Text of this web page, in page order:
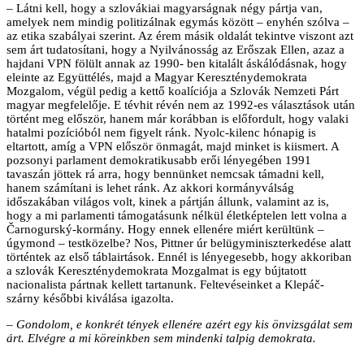
– Látni kell, hogy a szlovákiai magyarságnak négy pártja van,
amelyek nem mindig politizálnak egymás között – enyhén szólva –
az etika szabályai szerint. Az érem másik oldalát tekintve viszont azt
sem árt tudatosítani, hogy a Nyilvánosság az Erőszak Ellen, azaz a
hajdani VPN fölült annak az 1990- ben kitalált áskálódásnak, hogy
eleinte az Együttélés, majd a Magyar Kereszténydemokrata
Mozgalom, végül pedig a kettő koalíciója a Szlovák Nemzeti Párt
magyar megfelelője. E tévhit révén nem az 1992-es választások után
történt meg először, hanem már korábban is előfordult, hogy valaki
hatalmi pozícióból nem figyelt ránk. Nyolc-kilenc hónapig is
eltartott, amíg a VPN először önmagát, majd minket is kiismert. A
pozsonyi parlament demokratikusabb erői lényegében 1991
tavaszán jöttek rá arra, hogy bennünket nemcsak támadni kell,
hanem számítani is lehet ránk. Az akkori kormányválság
időszakában világos volt, kinek a pártján állunk, valamint az is,
hogy a mi parlamenti támogatásunk nélkül életképtelen lett volna a
Čarnogurský-kormány. Hogy ennek ellenére miért kerültünk –
úgymond – testközelbe? Nos, Pittner úr belügyminiszterkedése alatt
történtek az első táblairtások. Ennél is lényegesebb, hogy akkoriban
a szlovák Kereszténydemokrata Mozgalmat is egy bújtatott
nacionalista pártnak kellett tartanunk. Feltevéseinket a Klepáč-
szárny későbbi kiválása igazolta.
– Gondolom, e konkrét tények ellenére azért egy kis önvizsgálat sem
árt. Elvégre a mi köreinkben sem mindenki talpig demokrata.